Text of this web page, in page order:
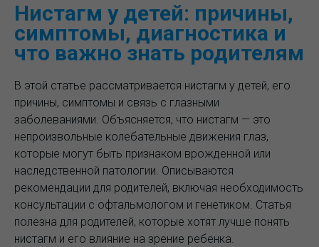
Нистагм у детей: причины,
симптомы, диагностика и
что важно знать родителям
В этой статье рассматривается нистагм у детей, его
причины, симптомы и связь с глазными
заболеваниями. Объясняется, что нистагм — это
непроизвольные колебательные движения глаз,
которые могут быть признаком врожденной или
наследственной патологии. Описываются
рекомендации для родителей, включая необходимость
консультации с офтальмологом и генетиком. Статья
полезна для родителей, которые хотят лучше понять
нистагм и его влияние на зрение ребенка.